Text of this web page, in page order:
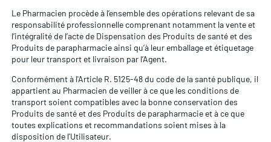
Le Pharmacien procède à l’ensemble des opérations relevant de sa
responsabilité professionnelle comprenant notamment la vente et
l’intégralité de l’acte de Dispensation des Produits de santé et des
Produits de parapharmacie ainsi qu’à leur emballage et étiquetage
pour leur transport et livraison par l’Agent.
Conformément à l'Article R. 5125-48 du code de la santé publique, il
appartient au Pharmacien de veiller à ce que les conditions de
transport soient compatibles avec la bonne conservation des
Produits de santé et des Produits de parapharmacie et à ce que
toutes explications et recommandations soient mises à la
disposition de l'Utilisateur.